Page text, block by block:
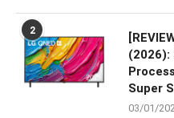
2
(2026):
Super
03/01/